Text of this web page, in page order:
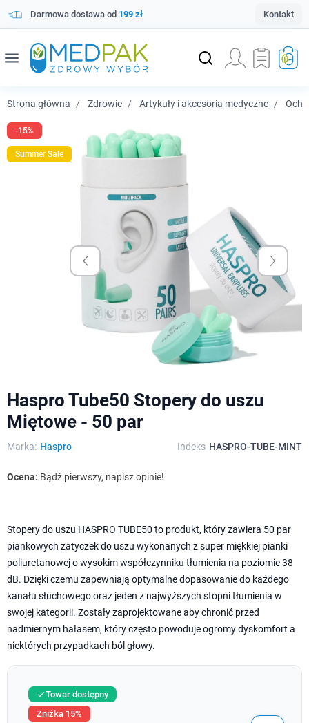
Darmowa dostawa od 199 zł Kontakt
menu
Strona główna Zdrowie Artykuły i akcesoria medyczne
-15%
Summer Sale
Haspro Tube50 Stopery do uszu
Miętowe - 50 par
Marka: Haspro Indeks HASPRO-TUBE-MINT
Ocena: Bądź pierwszy, napisz opinie!
Stopery do uszu HASPRO TUBE50 to produkt, który zawiera 50 par
piankowych zatyczek do uszu wykonanych z super miękkiej pianki
poliuretanowej o wysokim współczynniku tłumienia na poziomie 38
dB. Dzięki czemu zapewniają optymalne dopasowanie do każdego
kanału słuchowego oraz jeden z najwyższych stopni tłumienia w
swojej kategorii. Zostały zaprojektowane aby chronić przed
nadmiernym hałasem, który często powoduje ogromy dyskomfort a
niektórych przypadkach ból głowy.
Towar dostępny
Zniżka 15%